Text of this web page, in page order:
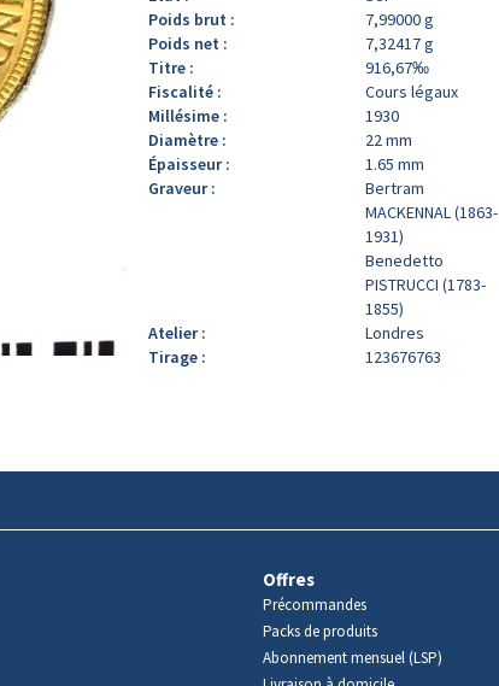
Poids brut :
7,99000 g
Poids net :
7,32417 g
Titre :
916,67‰
Fiscalité :
Cours légaux
Millésime :
1930
Diamètre :
22 mm
Épaisseur :
1.65 mm
Graveur :
Bertram
MACKENNAL (1863-
1931)
Benedetto
PISTRUCCI (1783-
1855)
Atelier :
Londres
Tirage :
123676763
Offres
Précommandes
Packs de produits
Abonnement mensuel (LSP)